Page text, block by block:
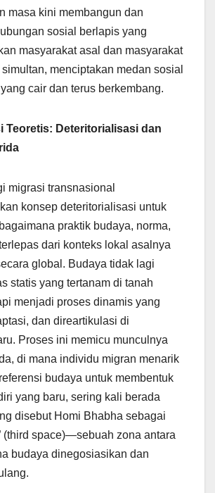
masa kini membangun dan
sosial berlapis yang
masyarakat asal dan masyarakat
menciptakan medan sosial
cair dan terus berkembang.
Teoretis: Deteritorialisasi dan
migrasi transnasional
konsep deteritorialisasi untuk
praktik budaya, norma,
dari konteks lokal asalnya
global. Budaya tidak lagi
statis yang tertanam di tanah
menjadi proses dinamis yang
dan direartikulasi di
Proses ini memicu munculnya
di mana individu migran menarik
budaya untuk membentuk
yang baru, sering kali berada
disebut Homi Bhabha sebagai
(third space)—sebuah zona antara
budaya dinegosiasikan dan